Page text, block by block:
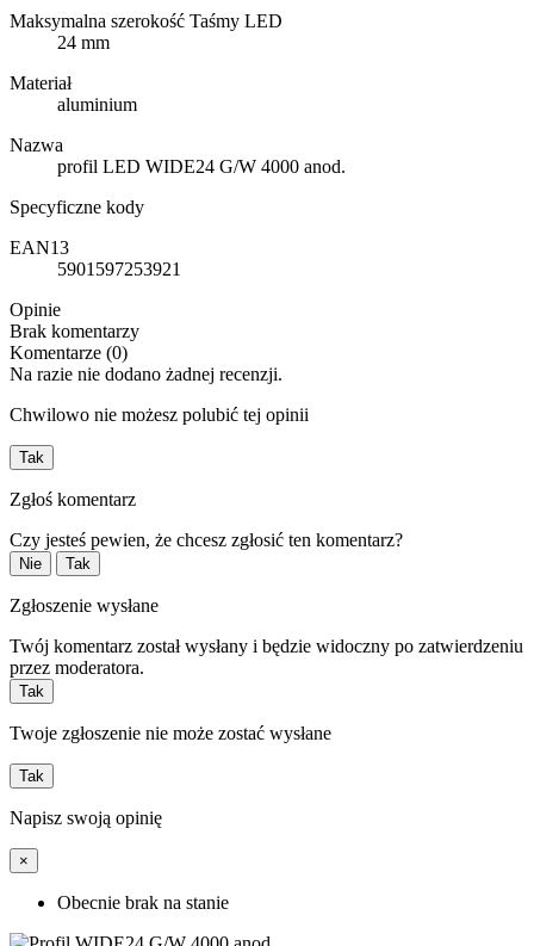
Maksymalna szerokość Taśmy LED
24 mm
Materiał
aluminium
Nazwa
profil LED WIDE24 G/W 4000 anod.
Specyficzne kody
EAN13
5901597253921
Opinie
Brak komentarzy
Komentarze (0)
Na razie nie dodano żadnej recenzji.
Chwilowo nie możesz polubić tej opinii
Tak
Zgłoś komentarz
Czy jesteś pewien, że chcesz zgłosić ten komentarz?
Nie Tak
Zgłoszenie wysłane
Twój komentarz został wysłany i będzie widoczny po zatwierdzeniu
przez moderatora.
Tak
Twoje zgłoszenie nie może zostać wysłane
Tak
Napisz swoją opinię
×
Obecnie brak na stanie